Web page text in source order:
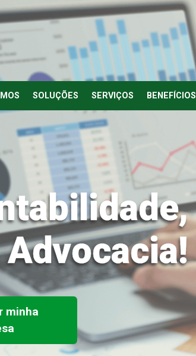
SOLUÇÕES SERVIÇOS BENEFÍCIOS
minha